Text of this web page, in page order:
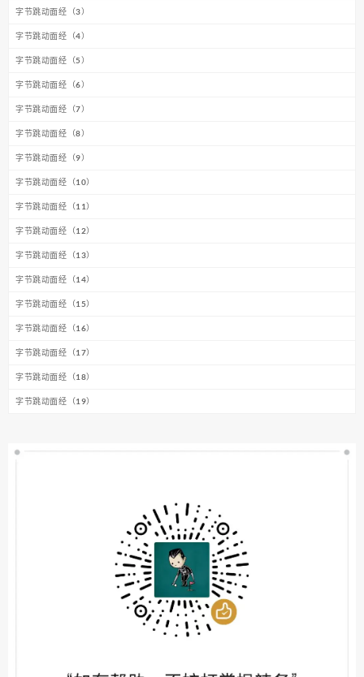
字节跳动面经（3）
字节跳动面经（4）
字节跳动面经（5）
字节跳动面经（6）
字节跳动面经（7）
字节跳动面经（8）
字节跳动面经（9）
字节跳动面经（10）
字节跳动面经（11）
字节跳动面经（12）
字节跳动面经（13）
字节跳动面经（14）
字节跳动面经（15）
字节跳动面经（16）
字节跳动面经（17）
字节跳动面经（18）
字节跳动面经（19）